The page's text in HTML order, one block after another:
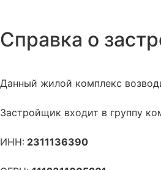
Справка о
Данный жилой комплекс
Застройщик входит в группу
ИНН: 2311136390